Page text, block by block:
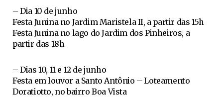
– Dia 10 de junho
Festa Junina no Jardim Maristela II, a partir das 15h
Festa Junina no lago do Jardim dos Pinheiros, a
partir das 18h
– Dias 10, 11 e 12 de junho
Festa em louvor a Santo Antônio – Loteamento
Doratiotto, no bairro Boa Vista